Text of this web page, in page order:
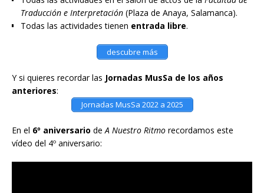
Traducción e Interpretación (Plaza de Anaya, Salamanca).
Todas las actividades tienen entrada libre.
descubre más
Y si quieres recordar las Jornadas MusSa de los años
anteriores:
Jornadas MusSa 2022 a 2025
En el 6º aniversario deA Nuestro Ritmo recordamos este
vídeo del 4º aniversario: